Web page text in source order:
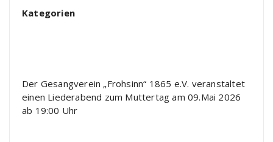
Kategorien
Der Gesangverein „Frohsinn“ 1865 e.V. veranstaltet
einen Liederabend zum Muttertag am 09.Mai 2026
ab 19:00 Uhr